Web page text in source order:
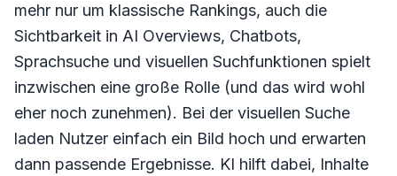
mehr nur um klassische Rankings, auch die
Sichtbarkeit in AI Overviews, Chatbots,
Sprachsuche und visuellen Suchfunktionen spielt
inzwischen eine große Rolle (und das wird wohl
eher noch zunehmen). Bei der visuellen Suche
laden Nutzer einfach ein Bild hoch und erwarten
dann passende Ergebnisse. KI hilft dabei, Inhalte